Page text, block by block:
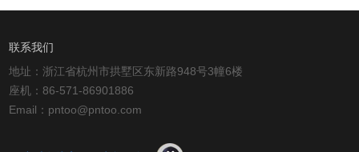
联系我们
地址：浙江省杭州市拱墅区东新路948号3幢6楼
座机：86-571-86901886
Email：pntoo@pntoo.com